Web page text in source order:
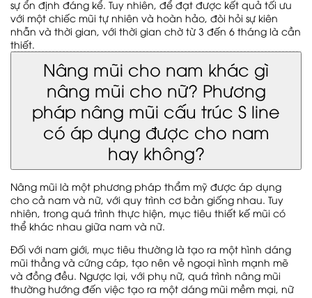
sự ổn định đáng kể. Tuy nhiên, để đạt được kết quả tối ưu
với một chiếc mũi tự nhiên và hoàn hảo, đòi hỏi sự kiên
nhẫn và thời gian, với thời gian chờ từ 3 đến 6 tháng là cần
thiết.
Nâng mũi cho nam khác gì
nâng mũi cho nữ? Phương
pháp nâng mũi cấu trúc S line
có áp dụng được cho nam
hay không?
Nâng mũi là một phương pháp thẩm mỹ được áp dụng
cho cả nam và nữ, với quy trình cơ bản giống nhau. Tuy
nhiên, trong quá trình thực hiện, mục tiêu thiết kế mũi có
thể khác nhau giữa nam và nữ.
Đối với nam giới, mục tiêu thường là tạo ra một hình dáng
mũi thẳng và cứng cáp, tạo nên vẻ ngoại hình mạnh mẽ
và đồng đều. Ngược lại, với phụ nữ, quá trình nâng mũi
thường hướng đến việc tạo ra một dáng mũi mềm mại, nữ